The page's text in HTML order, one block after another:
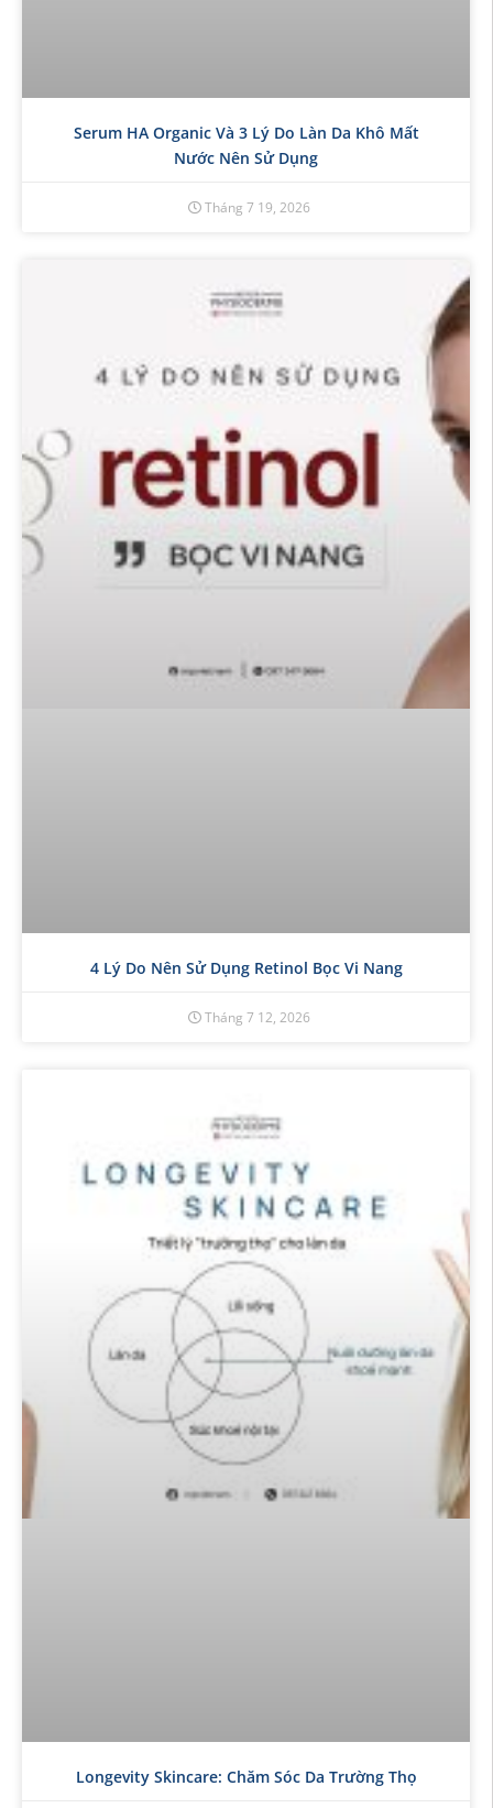
Serum HA Organic Và 3 Lý Do Làn Da Khô Mất
Nước Nên Sử Dụng
Tháng 7 19, 2026
4 Lý Do Nên Sử Dụng Retinol Bọc Vi Nang
Tháng 7 12, 2026
Longevity Skincare: Chăm Sóc Da Trường Thọ